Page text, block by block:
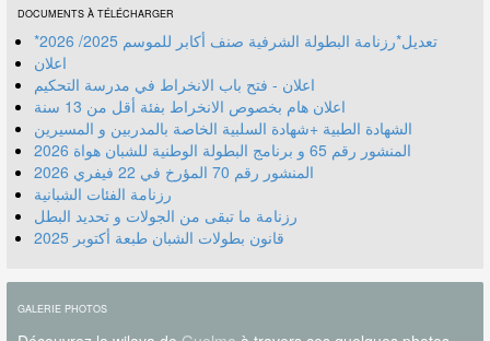
DOCUMENTS À TÉLÉCHARGER
*تعديل*رزنامة البطولة الشرفية صنف أكابر للموسم 2025/ 2026
اعلان
اعلان - فتح باب الانخراط في مدرسة التحكيم
اعلان هام بخصوص الانخراط بفئة أقل من 13 سنة
الشهادة الطبية +شهادة السلبية الخاصة بالمدربين و المسيرين
المنشور رقم 70 المؤرخ في 22 فيفري 2026
رزنامة الفئات الشبانية
رزنامة ما تبقى من الجولات و تحديد البطل
قانون بطولات الشبان طبعة أكتوبر 2025
GALERIE PHOTOS